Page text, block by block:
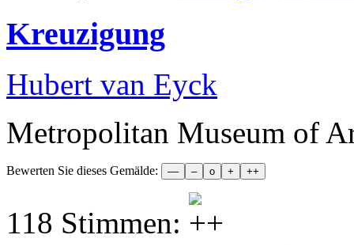
Kreuzigung
Hubert van Eyck
Metropolitan Museum of
Bewerten Sie dieses Gemälde:
118 Stimmen: